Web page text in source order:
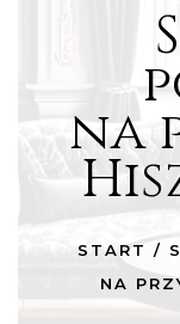
na
START /
NA